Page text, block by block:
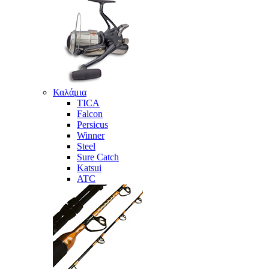
Καλάμια
TICA
Falcon
Persicus
Winner
Steel
Sure Catch
Katsui
ATC